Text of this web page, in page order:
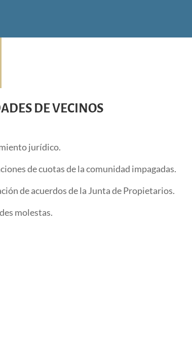
DE VECINOS
jurídico.
de cuotas de la comunidad impagadas.
de acuerdos de la Junta de Propietarios.
molestas.